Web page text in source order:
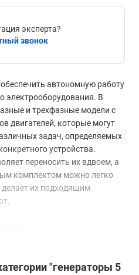
эксперта?
звонок
автономную работу
электрооборудования. В
и трехфазные модели с
двигателей, которые могут
задач, определяемых
устройства.
переносить их вдвоем, а
комплектом можно легко
их подходящим
питания
"генераторы 5